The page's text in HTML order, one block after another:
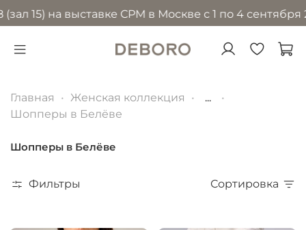
на выставке CPM в Москве с 1 по 4 сентября 2026
Главная Женская коллекция
...
Шопперы в Белёве
Шопперы в Белёве
Фильтры Сортировка